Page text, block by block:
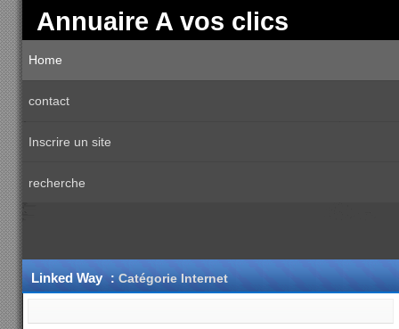
Annuaire A vos clics
Home
contact
Inscrire un site
recherche
Linked Way : Catégorie Internet